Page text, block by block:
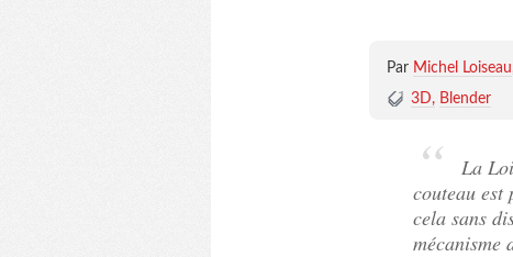
Par Michel Loiseau
3D
Blender
La
couteau
cela sans
mécanisme